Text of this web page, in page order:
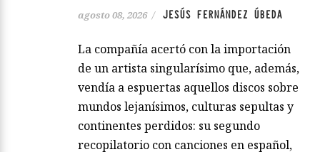
agosto 08, 2026 / JESÚS FERNÁNDEZ ÚBEDA
La compañía acertó con la importación
de un artista singularísimo que, además,
vendía a espuertas aquellos discos sobre
mundos lejanísimos, culturas sepultas y
continentes perdidos: su segundo
recopilatorio con canciones en español,